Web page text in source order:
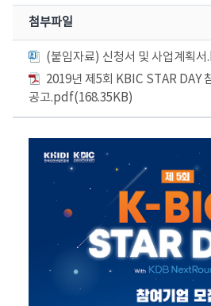
첨부파일
(붙임자료) 신청서 및 사업계획
2019년 제5회 KBIC STAR DAY
공고.pdf(168.35KB)